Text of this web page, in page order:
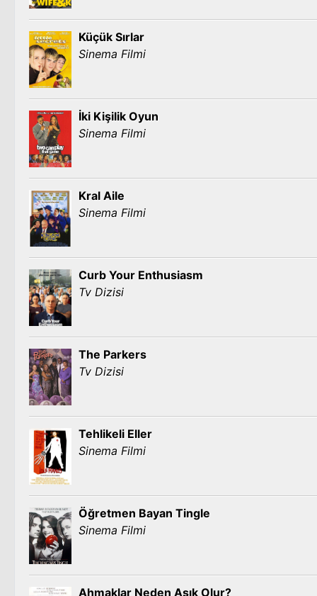
Küçük Sırlar
Sinema Filmi
İki Kişilik Oyun
Sinema Filmi
Kral Aile
Sinema Filmi
Curb Your Enthusiasm
Tv Dizisi
The Parkers
Tv Dizisi
Tehlikeli Eller
Sinema Filmi
Öğretmen Bayan Tingle
Sinema Filmi
Ahmaklar Neden Aşık Olur?